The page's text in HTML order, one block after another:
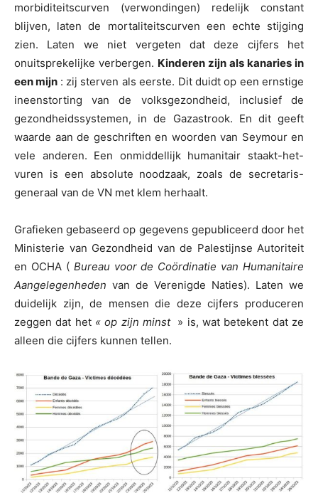
morbiditeitscurven (verwondingen) redelijk constant
blijven, laten de mortaliteitscurven een echte stijging
zien. Laten we niet vergeten dat deze cijfers het
onuitsprekelijke verbergen. Kinderen zijn als kanaries in
een mijn : zij sterven als eerste. Dit duidt op een ernstige
ineenstorting van de volksgezondheid, inclusief de
gezondheidssystemen, in de Gazastrook. En dit geeft
waarde aan de geschriften en woorden van Seymour en
vele anderen. Een onmiddellijk humanitair staakt-het-
vuren is een absolute noodzaak, zoals de secretaris-
generaal van de VN met klem herhaalt.
Grafieken gebaseerd op gegevens gepubliceerd door het
Ministerie van Gezondheid van de Palestijnse Autoriteit
en OCHA ( Bureau voor de Coördinatie van Humanitaire
Aangelegenheden van de Verenigde Naties). Laten we
duidelijk zijn, de mensen die deze cijfers produceren
zeggen dat het « op zijn minst» is, wat betekent dat ze
alleen die cijfers kunnen tellen.